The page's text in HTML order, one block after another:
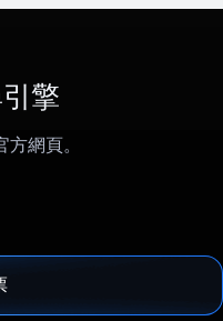
擎
網頁。